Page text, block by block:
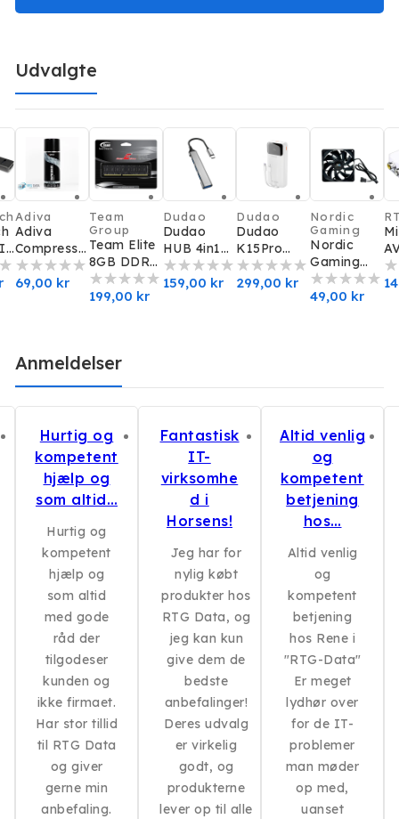
Udvalgte
Forhandler:
Adiva
Adiva
Compresse
d Gas
Trykluft
Normalpris
69,00 kr
Forhandler:
Team
Group
Team Elite
8GB DDR3
RAM
1600MHz
Normalpris
199,00 kr
Forhandler:
Dudao
Dudao
HUB 4in1
USB-C 4x
(USB-A
Normalpris
159,00 kr
Forhandler:
Dudao
Dudao
K15Pro
Powerbank
20000mAh
Normalpris
299,00 kr
Forhandler:
Nordic
Gaming
Nordic
Gaming
Fan
120mm
Normalpris
49,00 kr
Anmeldelser
Hurtig og
kompetent
hjælp og
som altid…
Hurtig og
kompetent
hjælp og
som altid
med gode
råd der
tilgodeser
kunden og
ikke firmaet.
Har stor tillid
til RTG Data
og giver
gerne min
anbefaling.
Fantastisk
IT-
virksomhe
d i
Horsens!
Jeg har for
nylig købt
produkter hos
RTG Data, og
jeg kan kun
give dem de
bedste
anbefalinger!
Deres udvalg
er virkelig
godt, og
produkterne
lever op til alle
Altid venlig
og
kompetent
betjening
hos…
Altid venlig
og
kompetent
betjening
hos Rene i
"RTG-Data"
Er meget
lydhør over
for de IT-
problemer
man møder
op med,
uanset